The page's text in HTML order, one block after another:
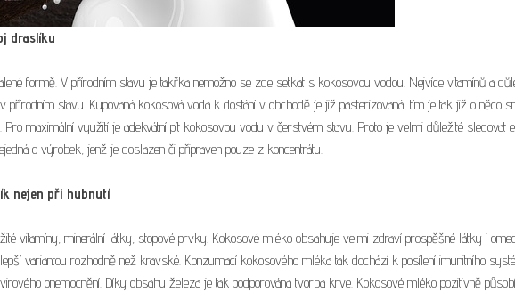
draslíku
formě. V přírodním stavu je takřka nemožno se zde setkat s kokosovou vodou. Nejvíce vitamínů a
přírodním stavu. Kupovaná kokosová voda k dostání v obchodě je již pasterizovaná, tím je tak již o něco
maximální využití je adekvátní pít kokosovou vodu v čerstvém stavu. Proto je velmi důležité sledovat
o výrobek, jenž je doslazen či připraven pouze z koncentrátu.
nejen při hubnutí
vitamíny, minerální látky, stopové prvky. Kokosové mléko obsahuje velmi zdraví prospěšné látky i
variantou rozhodně než kravské. Konzumací kokosového mléka tak dochází k posílení imunitního
onemocnění. Díky obsahu železa je tak podporována tvorba krve. Kokosové mléko pozitivně